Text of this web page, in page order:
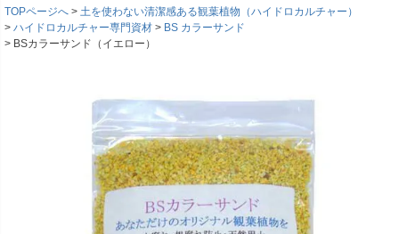
TOPページへ
土を使わない清潔感ある観葉植物（ハイドロカルチャー）
ハイドロカルチャー専門資材
BS カラーサンド
BSカラーサンド（イエロー）